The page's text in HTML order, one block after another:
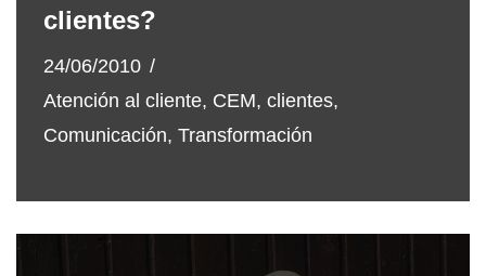
clientes?
24/06/2010
Atención al cliente, CEM, clientes,
Comunicación, Transformación